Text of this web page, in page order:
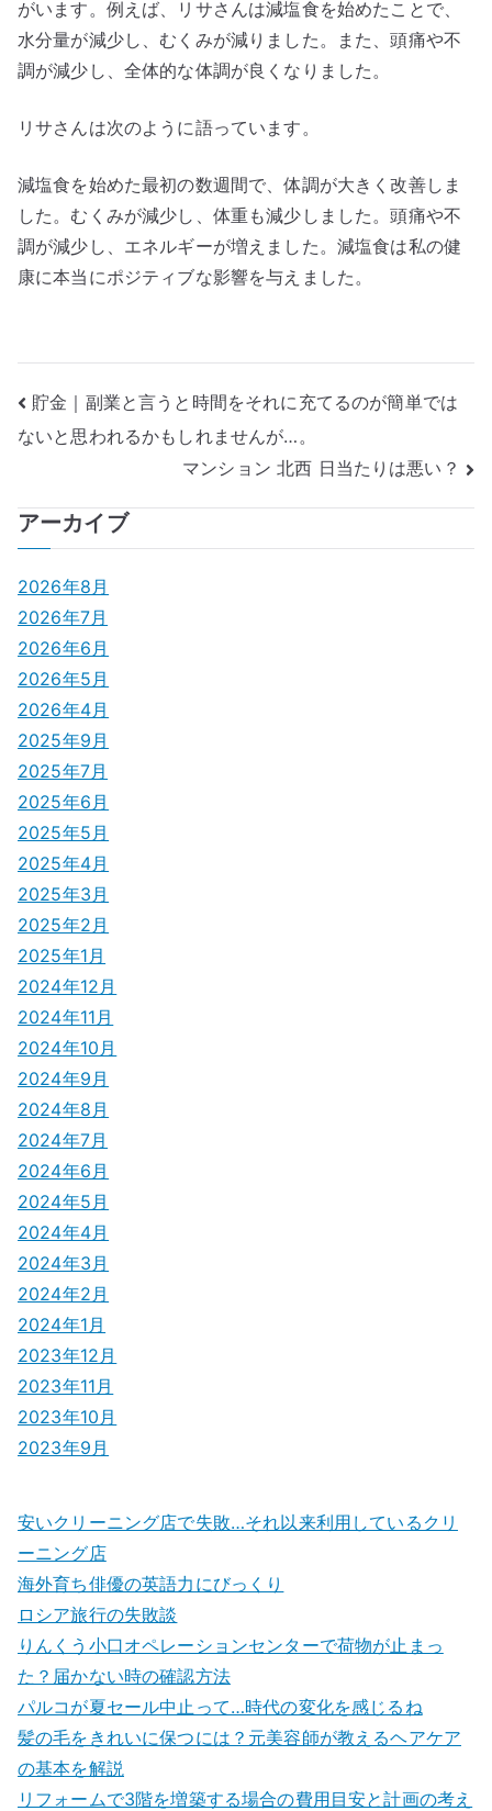
がいます。例えば、リサさんは減塩食を始めたことで、
水分量が減少し、むくみが減りました。また、頭痛や不
調が減少し、全体的な体調が良くなりました。
リサさんは次のように語っています。
減塩食を始めた最初の数週間で、体調が大きく改善しま
した。むくみが減少し、体重も減少しました。頭痛や不
調が減少し、エネルギーが増えました。減塩食は私の健
康に本当にポジティブな影響を与えました。
投
稿
ナ
ビ
ゲ
ー
シ
ョ
ン
貯金｜副業と言うと時間をそれに充てるのが簡単では
ないと思われるかもしれませんが…。
マンション 北西 日当たりは悪い？
アーカイブ
2026年8月
2026年7月
2026年6月
2026年5月
2026年4月
2025年9月
2025年7月
2025年6月
2025年5月
2025年4月
2025年3月
2025年2月
2025年1月
2024年12月
2024年11月
2024年10月
2024年9月
2024年8月
2024年7月
2024年6月
2024年5月
2024年4月
2024年3月
2024年2月
2024年1月
2023年12月
2023年11月
2023年10月
2023年9月
安いクリーニング店で失敗…それ以来利用しているクリ
ーニング店
海外育ち俳優の英語力にびっくり
ロシア旅行の失敗談
りんくう小口オペレーションセンターで荷物が止まっ
た？届かない時の確認方法
パルコが夏セール中止って…時代の変化を感じるね
髪の毛をきれいに保つには？元美容師が教えるヘアケア
の基本を解説
リフォームで3階を増築する場合の費用目安と計画の考え